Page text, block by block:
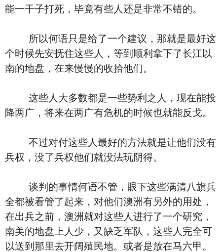
能一干子打死，毕竟有些人还是非常不错的。
所以何语只是给了一个建议，那就是最好这
个时候先安抚住这些人，等到顺利拿下了长江以
南的地盘，在来慢慢的收拾他们。
这些人大多数都是一些势利之人，现在能投
降两广，将来在两广有危机的时候也就能反戈。
不过对付这些人最好的方法就是让他们没有
兵权，没了兵权他们就没法玩阴得。
谈判的事情何语不管，眼下这些满清八旗兵
全都被看管了起来，对他们澳洲有另外的用处，
在出兵之前，澳洲就对这些人进行了一个研究，
南美的地盘上人少，又缺乏军队，这些人完全可
以送到那里去开阔殖民地。或者是放在马六甲。